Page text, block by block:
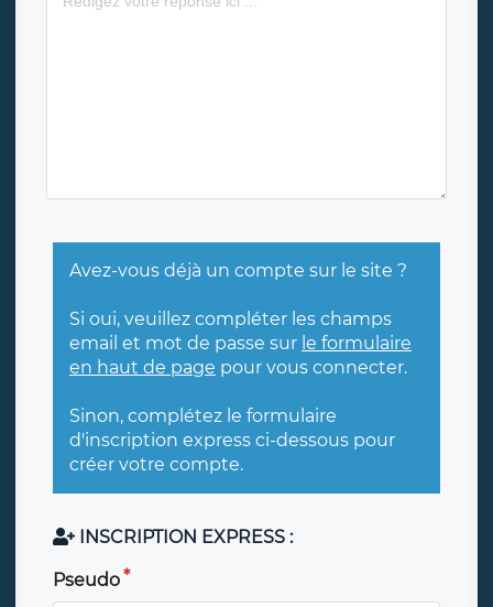
Avez-vous déjà un compte sur le site ?
Si oui, veuillez compléter les champs
email et mot de passe sur le formulaire
en haut de page pour vous connecter.
Sinon, complétez le formulaire
d'inscription express ci-dessous pour
créer votre compte.
INSCRIPTION EXPRESS :
Pseudo